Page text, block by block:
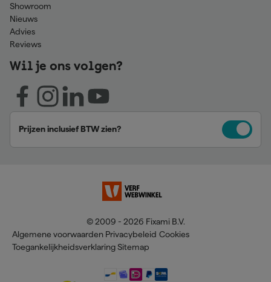
Showroom
Nieuws
Advies
Reviews
Wil je ons volgen?
Prijzen inclusief BTW zien?
© 2009 - 2026 Fixami B.V.
Algemene voorwaarden Privacybeleid Cookies
Toegankelijkheidsverklaring Sitemap